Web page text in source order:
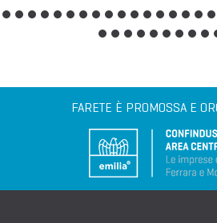
FARETE È PROMOSSA E